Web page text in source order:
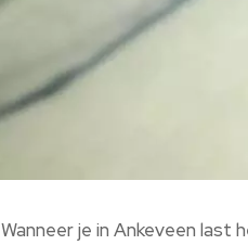
Wanneer je in Ankeveen last